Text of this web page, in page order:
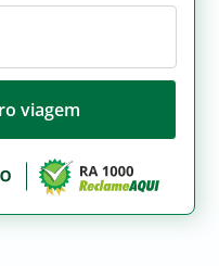
viagem